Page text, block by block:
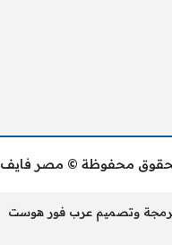
محفوظة © مصر فايف 2026
وتصميم عرب فور هوست